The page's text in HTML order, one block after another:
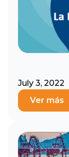
July 3, 2022
Ver más